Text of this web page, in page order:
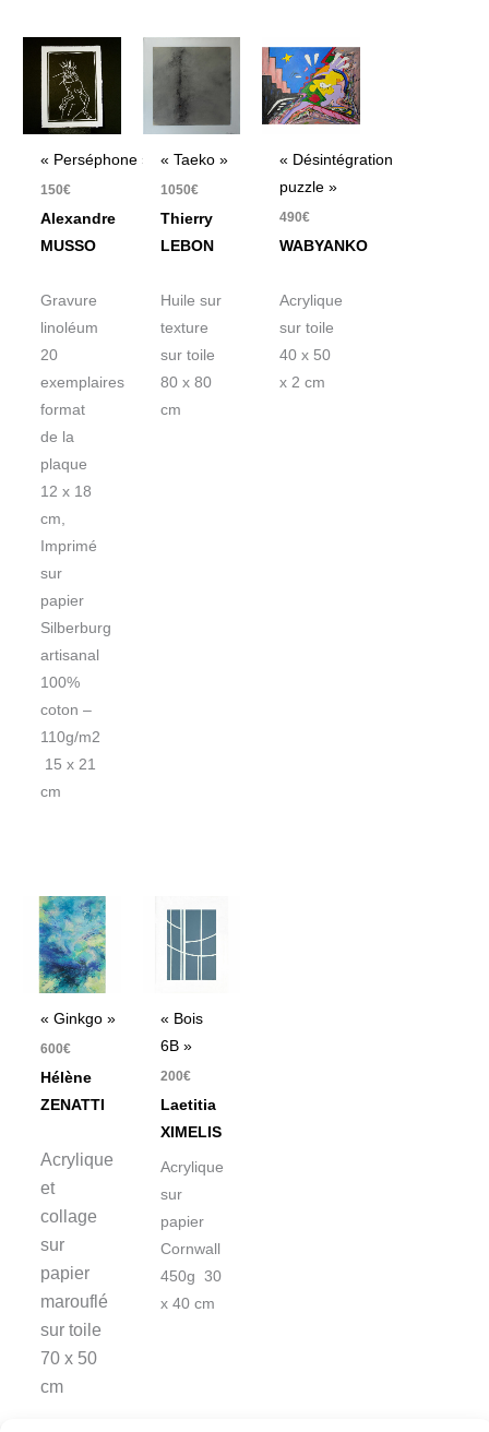
« Perséphone »
150€
Alexandre
MUSSO
Gravure
linoléum
20
exemplaires
format
de la
plaque
12 x 18
cm,
Imprimé
sur
papier
Silberburg
artisanal
100%
coton –
110g/m2
15 x 21
cm
« Taeko »
1050€
Thierry
LEBON
Huile sur
texture
sur toile
80 x 80
cm
« Désintégration
puzzle »
490€
WABYANKO
Acrylique
sur toile
40 x 50
x 2 cm
« Ginkgo »
600€
Hélène
ZENATTI
Acrylique
et
collage
sur
papier
marouflé
sur toile
70 x 50
cm
« Bois
6B »
200€
Laetitia
XIMELIS
Acrylique
sur
papier
Cornwall
450g 30
x 40 cm